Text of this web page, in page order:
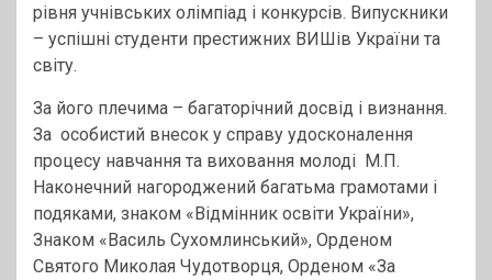
рівня учнівських олімпіад і конкурсів. Випускники
– успішні студенти престижних ВИШів України та
світу.
За його плечима – багаторічний досвід і визнання.
За особистий внесок у справу удосконалення
процесу навчання та виховання молоді М.П.
Наконечний нагороджений багатьма грамотами і
подяками, знаком «Відмінник освіти України»,
Знаком «Василь Сухомлинський», Орденом
Святого Миколая Чудотворця, Орденом «За